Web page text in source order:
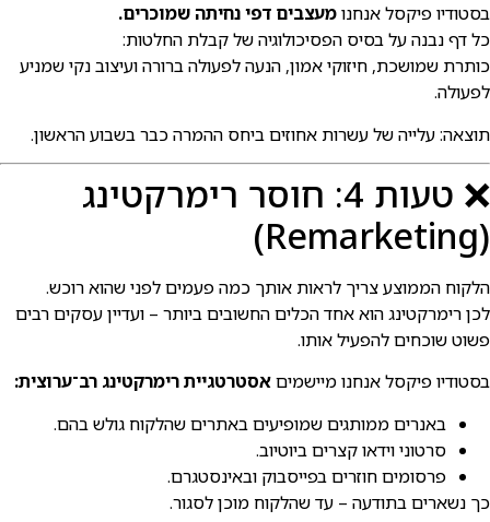
בסטודיו פיקסל אנחנומעצבים דפי נחיתה שמוכרים.
כל דף נבנה על בסיס הפסיכולוגיה של קבלת החלטות:
כותרת שמושכת, חיזוקי אמון, הנעה לפעולה ברורה ועיצוב נקי שמניע
לפעולה.
תוצאה: עלייה של עשרות אחוזים ביחס ההמרה כבר בשבוע הראשון.
❌ טעות 4: חוסר רימרקטינג
(Remarketing)
הלקוח הממוצע צריך לראות אותך כמה פעמים לפני שהוא רוכש.
לכן רימרקטינג הוא אחד הכלים החשובים ביותר – ועדיין עסקים רבים
פשוט שוכחים להפעיל אותו.
בסטודיו פיקסל אנחנו מיישמיםאסטרטגיית רימרקטינג רב־ערוצית:
באנרים ממותגים שמופיעים באתרים שהלקוח גולש בהם.
סרטוני וידאו קצרים ביוטיוב.
פרסומים חוזרים בפייסבוק ובאינסטגרם.
כך נשארים בתודעה – עד שהלקוח מוכן לסגור.